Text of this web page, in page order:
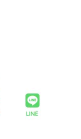
LINE